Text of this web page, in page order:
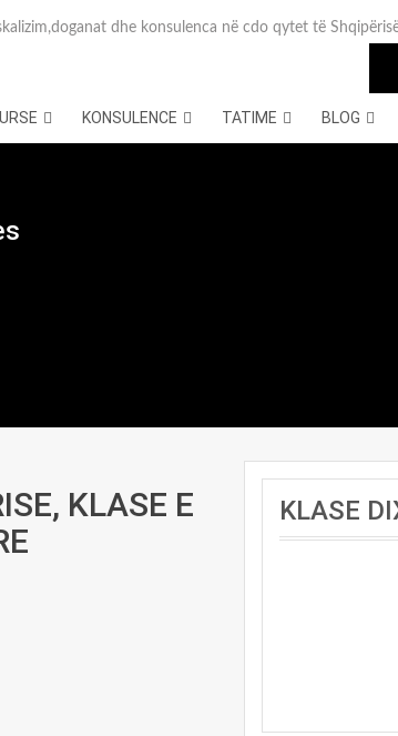
dhe konsulenca në cdo qytet të
KONSULENCE TATIME BLOG
KLASE E
KLASE